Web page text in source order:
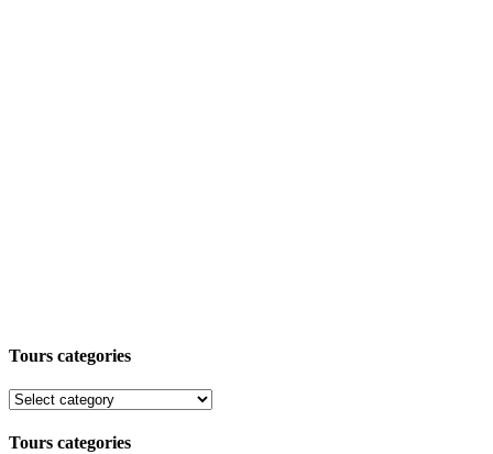
Tours categories
Tours categories